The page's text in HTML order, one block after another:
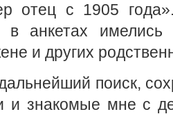
отец с 1905
в анкетах имелись
и других
поиск,
и знакомые мне с